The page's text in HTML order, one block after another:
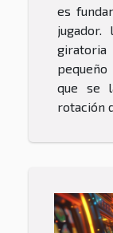
es
jugador.
que se
rotación